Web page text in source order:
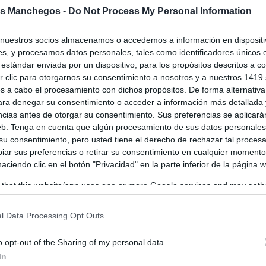
Manchegos - Do Not Process My Personal Information
socios almacenamos o accedemos a información en
y procesamos datos personales, tales como identificadores únicos
enviada por un dispositivo, para los propósitos descritos a
clic para otorgarnos su consentimiento a nosotros y a nuestros 1419
a cabo el procesamiento con dichos propósitos. De forma
denegar su consentimiento o acceder a información más detallada
antes de otorgar su consentimiento. Sus preferencias se
Tenga en cuenta que algún procesamiento de sus datos
consentimiento, pero usted tiene el derecho de rechazar tal
sus preferencias o retirar su consentimiento en cualquier
clic en el botón "Privacidad" en la parte inferior de la página
that this website/app uses one or more Google services and may
but not limited to your visit or usage behaviour. You may
consent section.
Data Processing Opt Outs
opt-out of the Sharing of my personal data.
de San Juan logra la aprobación
13/10/2025
Juan ha logrado un importante hito con la aprobación definitiva
de Ordenación Municipal (POM), un documento que definirá...
el plazo para elegir el cartel
de Las Paces 2026 en Villarta de
de Villarta de San Juan ha publicado las bases del concurso
de San Juan saca a la venta once